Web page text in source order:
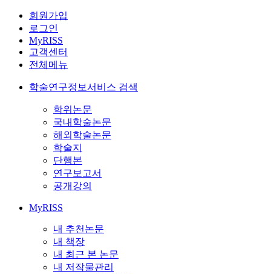
회원가입
로그인
MyRISS
고객센터
전체메뉴
학술연구정보서비스 검색
학위논문
국내학술논문
해외학술논문
학술지
단행본
연구보고서
공개강의
MyRISS
내 추천논문
내 책장
내 최근 본 논문
내 저작물관리